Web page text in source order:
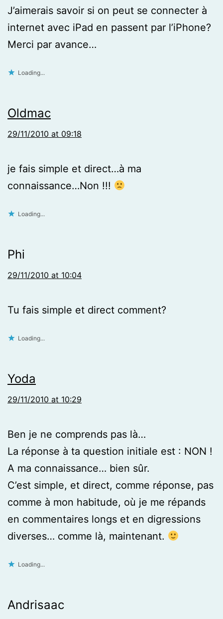
J’aimerais savoir si on peut se connecter à
internet avec iPad en passent par l’iPhone?
Merci par avance…
Loading...
Oldmac
29/11/2010 at 09:18
je fais simple et direct…à ma
connaissance…Non !!!
Loading...
Phi
29/11/2010 at 10:04
Tu fais simple et direct comment?
Loading...
Yoda
29/11/2010 at 10:29
Ben je ne comprends pas là…
La réponse à ta question initiale est : NON !
A ma connaissance… bien sûr.
C’est simple, et direct, comme réponse, pas
comme à mon habitude, où je me répands
en commentaires longs et en digressions
diverses… comme là, maintenant.
Loading...
Andrisaac